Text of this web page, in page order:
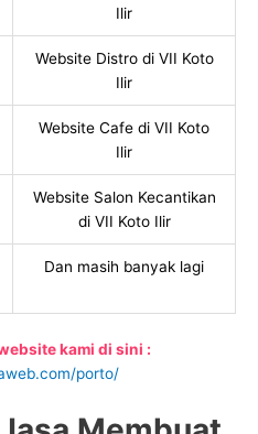
Ilir
Website Distro di VII Koto
Ilir
Website Cafe di VII Koto
Ilir
Website Salon Kecantikan
di VII Koto Ilir
Dan masih banyak lagi
kami di sini :
porto/